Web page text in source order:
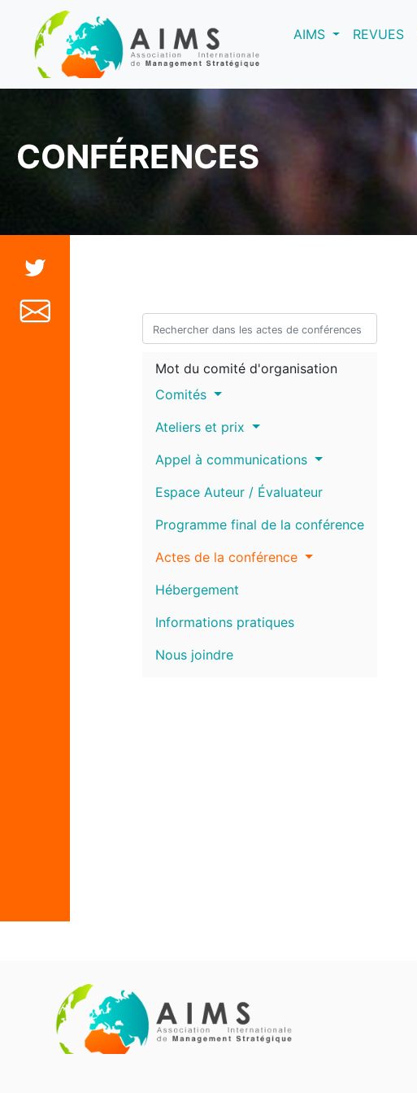
AIMS(current)REVUES
CONFÉRENCES
Mot du comité d'organisation
Comités
Ateliers et prix
Appel à communications
Espace Auteur / Évaluateur
Programme final de la conférence
Actes de la conférence
Hébergement
Informations pratiques
Nous joindre